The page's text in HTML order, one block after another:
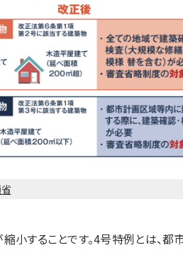
小することです。4号特例とは、